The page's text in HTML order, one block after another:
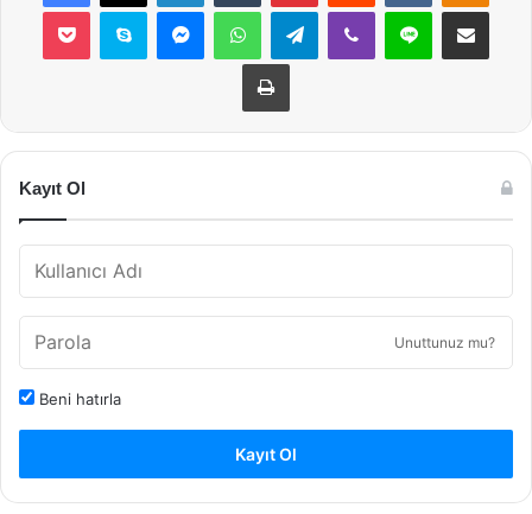
Pocket Skype MessengerWhatsAppTelegramViber Line E-Posta ile
Yazdır
Kayıt Ol
Unuttunuz mu?
Beni hatırla
Kayıt Ol